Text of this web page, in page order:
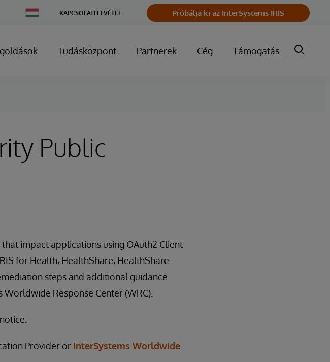
Change
Country
KAPCSOLATFELVÉTEL Próbálja ki az InterSystems IRIS
Tudásközpont Partnerek Cég Támogatás
Public
impact applications using OAuth2 Client
for Health, HealthShare, HealthShare
steps and additional guidance
Response Center (WRC).
Provider or InterSystems Worldwide